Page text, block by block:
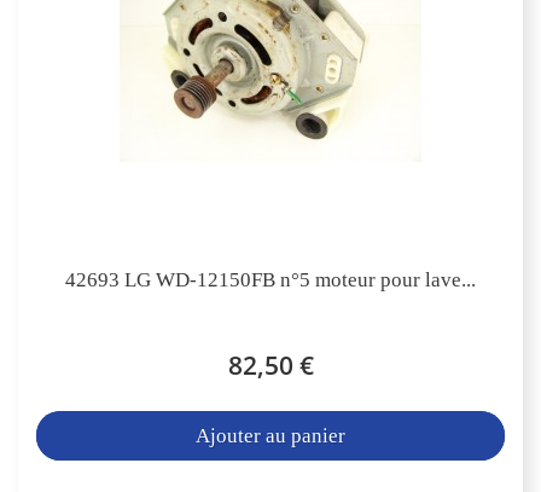
42693 LG WD-12150FB n°5 moteur pour lave...
82,50 €
Ajouter au panier